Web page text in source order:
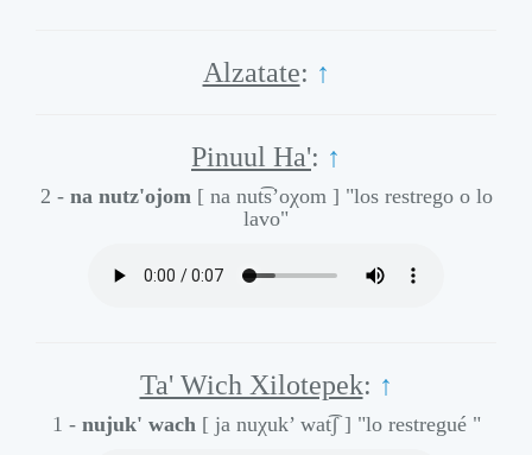
Alzatate: ↑
Pinuul Ha': ↑
2 - na nutz'ojom [ na nut͡s’oχom ] "los restrego o lo
lavo"
Ta' Wich Xilotepek: ↑
1 - nujuk' wach [ ja nuχuk’ wat͡ʃ ] "lo restregué "